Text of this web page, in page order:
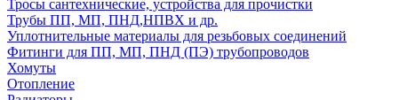
Тросы сантехнические, устройства для прочистки
Трубы ПП, МП, ПНД,НПВХ и др.
Уплотнительные материалы для резьбовых соединений
Фитинги для ПП, МП, ПНД (ПЭ) трубопроводов
Хомуты
Отопление